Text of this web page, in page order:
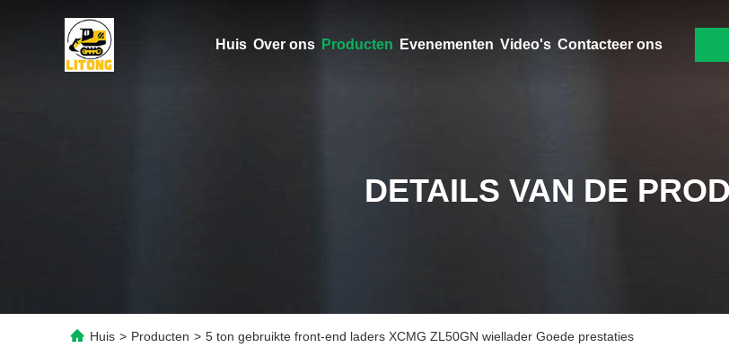
Huis Over ons Producten Evenementen Video's Contacteer ons
DETAILS VAN DE
Huis > Producten > 5 ton gebruikte front-end laders XCMG ZL50GN wiellader Goede prestaties